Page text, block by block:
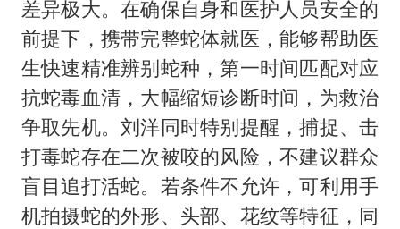
差异极大。在确保自身和医护人员安全的
前提下，携带完整蛇体就医，能够帮助医
生快速精准辨别蛇种，第一时间匹配对应
抗蛇毒血清，大幅缩短诊断时间，为救治
争取先机。刘洋同时特别提醒，捕捉、击
打毒蛇存在二次被咬的风险，不建议群众
盲目追打活蛇。若条件不允许，可利用手
机拍摄蛇的外形、头部、花纹等特征，同